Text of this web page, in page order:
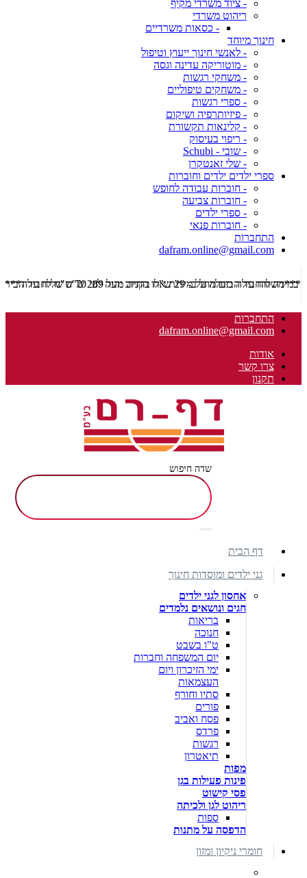
- ציוד משרדי מקיף
ריהוט משרדי
- כסאות משרדיים
חינוך מיוחד
- לאנשי חינוך ייעוץ וטיפול
- מוטוריקה עדינה וגסה
- משחקי רגשות
- משחקים טיפוליים
- ספרי רגשות
- פיזיותרפיה ושיקום
- קלינאות תקשורת
- ריפוי בעיסוק
- שובי - Schubi
- שלי זאנטקרן
ספרי ילדים ילדים וחוברות
- חוברות עבודה לחופש
- חוברות צביעה
- ספרי ילדים
- חוברות פנאי
התחברות
dafram.online@gmail.com
***משלוח עד הבית מוזל ב- 29 ש"ח בקניה מעל 289 ש"ח שליח עד הבית ***
התחברות
dafram.online@gmail.com
אודות
צרו קשר
תקנון
שדה חיפוש
דף הבית
גני ילדים ומוסדות חינוך
אחסון לגני ילדים
חגים ונושאים נלמדים
בריאות
חנוכה
ט"ו בשבט
יום המשפחה וחברות
ימי הזיכרון ויום
העצמאות
סתיו וחורף
פורים
פסח ואביב
פרדס
רגשות
תיאטרון
מפות
פינות פעילות בגן
פסי קישוט
ריהוט לגן ולכיתה
ספות
הדפסה על מתנות
חומרי ניקיון ומזון